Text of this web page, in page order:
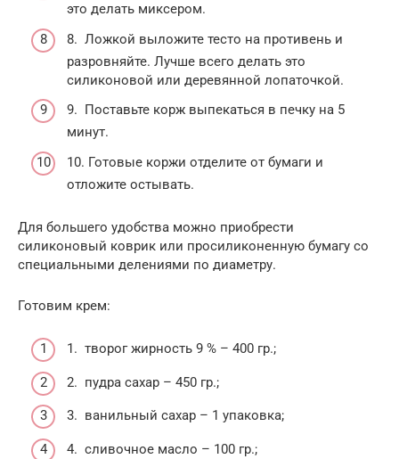
это делать миксером.
8. Ложкой выложите тесто на противень и
разровняйте. Лучше всего делать это
силиконовой или деревянной лопаточкой.
9. Поставьте корж выпекаться в печку на 5
минут.
10. Готовые коржи отделите от бумаги и
отложите остывать.
Для большего удобства можно приобрести
силиконовый коврик или просиликоненную бумагу со
специальными делениями по диаметру.
Готовим крем:
1. творог жирность 9 % – 400 гр.;
2. пудра сахар – 450 гр.;
3. ванильный сахар – 1 упаковка;
4. сливочное масло – 100 гр.;